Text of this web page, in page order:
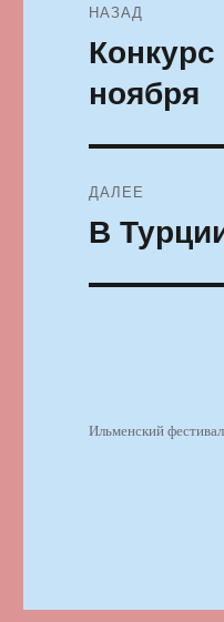
по
записям
НАЗАД
Предыдущая
ноября
ДАЛЕЕ
Следующая
запись:
В
Ильменский